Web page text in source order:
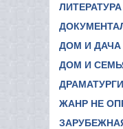
ЛИТЕРАТУРА
ДОМ И ДАЧА
ДОМ И
ЖАНР НЕ